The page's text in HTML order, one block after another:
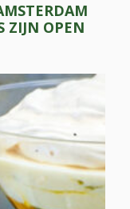
ZIJN OPEN